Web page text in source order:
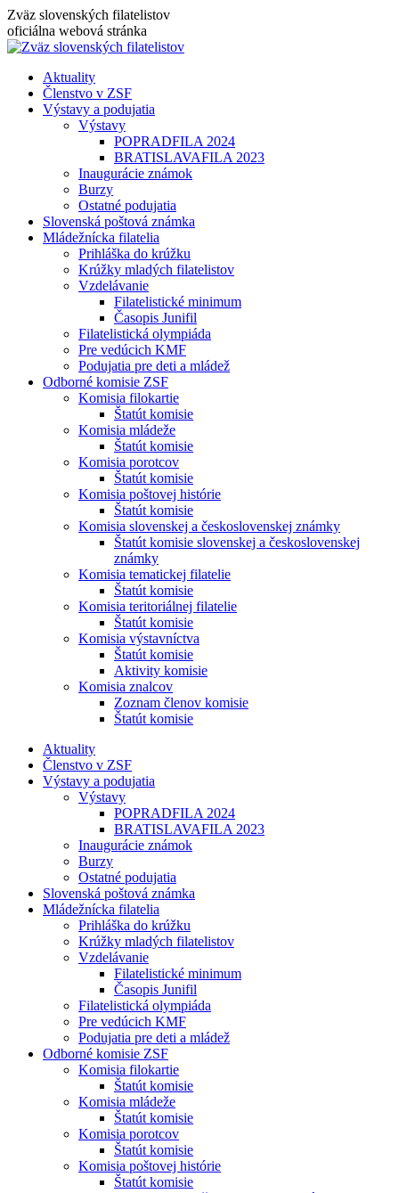
Skip
to
content
Zväz slovenských filatelistov
oficiálna webová stránka
Aktuality
Členstvo v ZSF
Výstavy a podujatia
Výstavy
POPRADFILA 2024
BRATISLAVAFILA 2023
Inaugurácie známok
Burzy
Ostatné podujatia
Slovenská poštová známka
Mládežnícka filatelia
Prihláška do krúžku
Krúžky mladých filatelistov
Vzdelávanie
Filatelistické minimum
Časopis Junifil
Filatelistická olympiáda
Pre vedúcich KMF
Podujatia pre deti a mládež
Odborné komisie ZSF
Komisia filokartie
Štatút komisie
Komisia mládeže
Štatút komisie
Komisia porotcov
Štatút komisie
Komisia poštovej histórie
Štatút komisie
Komisia slovenskej a československej známky
Štatút komisie slovenskej a československej
známky
Komisia tematickej filatelie
Štatút komisie
Komisia teritoriálnej filatelie
Štatút komisie
Komisia výstavníctva
Štatút komisie
Aktivity komisie
Komisia znalcov
Zoznam členov komisie
Štatút komisie
Aktuality
Členstvo v ZSF
Výstavy a podujatia
Výstavy
POPRADFILA 2024
BRATISLAVAFILA 2023
Inaugurácie známok
Burzy
Ostatné podujatia
Slovenská poštová známka
Mládežnícka filatelia
Prihláška do krúžku
Krúžky mladých filatelistov
Vzdelávanie
Filatelistické minimum
Časopis Junifil
Filatelistická olympiáda
Pre vedúcich KMF
Podujatia pre deti a mládež
Odborné komisie ZSF
Komisia filokartie
Štatút komisie
Komisia mládeže
Štatút komisie
Komisia porotcov
Štatút komisie
Komisia poštovej histórie
Štatút komisie